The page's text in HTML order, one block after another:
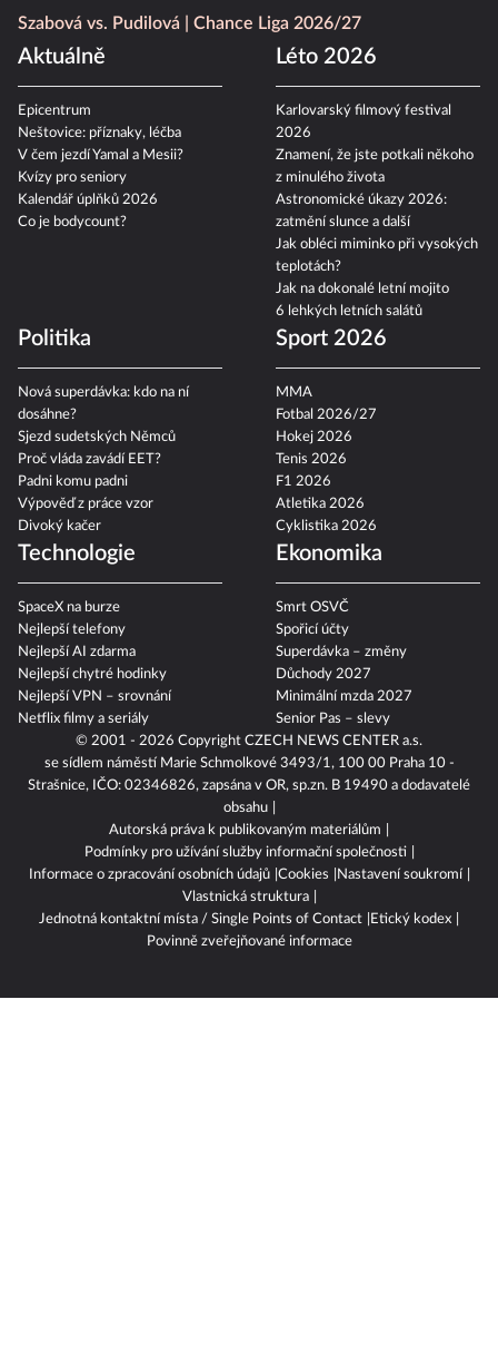
© 2001 - 2026 Copyright CZECH NEWS CENTER a.s.
se sídlem náměstí Marie Schmolkové 3493/1, 100 00 Praha 10 -
Strašnice, IČO: 02346826, zapsána v OR, sp.zn. B 19490 a dodavatelé
obsahu
Autorská práva k publikovaným materiálům
Podmínky pro užívání služby informační společnosti
Informace o zpracování osobních údajů Cookies
Nastavení soukromí
Vlastnická struktura
Jednotná kontaktní místa / Single Points of Contact
Etický kodex
Povinně zveřejňované informace
Szabová vs. Pudilová Chance Liga 2026/27
Aktuálně
Epicentrum
Neštovice: příznaky, léčba
V čem jezdí Yamal a Mesii?
Kvízy pro seniory
Kalendář úplňků 2026
Co je bodycount?
Léto 2026
Karlovarský filmový festival
2026
Znamení, že jste potkali někoho
z minulého života
Astronomické úkazy 2026:
zatmění slunce a další
Jak obléci miminko při vysokých
teplotách?
Jak na dokonalé letní mojito
6 lehkých letních salátů
Politika
Nová superdávka: kdo na ní
dosáhne?
Sjezd sudetských Němců
Proč vláda zavádí EET?
Padni komu padni
Výpověď z práce vzor
Divoký kačer
Sport 2026
MMA
Fotbal 2026/27
Hokej 2026
Tenis 2026
F1 2026
Atletika 2026
Cyklistika 2026
Technologie
SpaceX na burze
Nejlepší telefony
Nejlepší AI zdarma
Nejlepší chytré hodinky
Nejlepší VPN – srovnání
Netflix filmy a seriály
Ekonomika
Smrt OSVČ
Spořicí účty
Superdávka – změny
Důchody 2027
Minimální mzda 2027
Senior Pas – slevy